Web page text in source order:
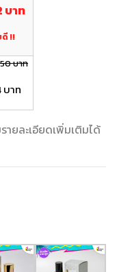
บาท
ดี !!
บาท
บาท
ยละเอียดเพิ่มเติมได้